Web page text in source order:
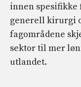
innen
generell kirurgi
fagområdene
sektor til mer
utlandet.